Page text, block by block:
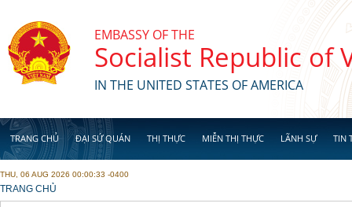
EMBASSY OF THE
Socialist Republic of
IN THE UNITED STATES OF AMERICA
TRANG CHỦ ĐẠI SỨ QUÁN THỊ THỰC MIỄN THỊ THỰC LÃNH SỰ TIN
THU, 06 AUG 2026 00:00:33 -0400
YOU ARE HERE
TRANG CHỦ